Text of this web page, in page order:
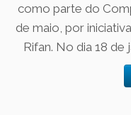
como parte do
de maio, por
Rifan. No dia 18 de